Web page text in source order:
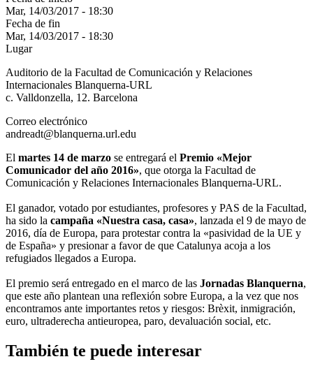
Mar, 14/03/2017 - 18:30
Fecha de fin
Mar, 14/03/2017 - 18:30
Lugar
Auditorio de la Facultad de Comunicación y Relaciones
Internacionales Blanquerna-URL
c. Valldonzella, 12. Barcelona
Correo electrónico
andreadt@blanquerna.url.edu
El martes 14 de marzo se entregará el Premio «Mejor
Comunicador del año 2016», que otorga la Facultad de
Comunicación y Relaciones Internacionales Blanquerna-URL.
El ganador, votado por estudiantes, profesores y PAS de la Facultad,
ha sido la campaña «Nuestra casa, casa», lanzada el 9 de mayo de
2016, día de Europa, para protestar contra la «pasividad de la UE y
de España» y presionar a favor de que Catalunya acoja a los
refugiados llegados a Europa.
El premio será entregado en el marco de las Jornadas Blanquerna,
que este año plantean una reflexión sobre Europa, a la vez que nos
encontramos ante importantes retos y riesgos: Brèxit, inmigración,
euro, ultraderecha antieuropea, paro, devaluación social, etc.
También te puede interesar